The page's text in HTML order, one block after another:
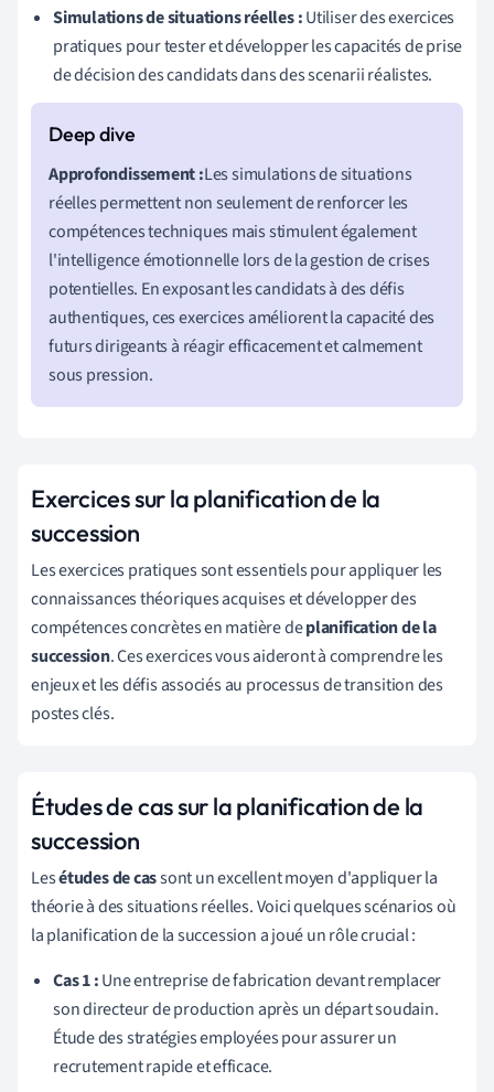
Simulations de situations réelles :Utiliser des exercices
pratiques pour tester et développer les capacités de prise
de décision des candidats dans des scenarii réalistes.
Approfondissement :Les simulations de situations
réelles permettent non seulement de renforcer les
compétences techniques mais stimulent également
l'intelligence émotionnelle lors de la gestion de crises
potentielles. En exposant les candidats à des défis
authentiques, ces exercices améliorent la capacité des
futurs dirigeants à réagir efficacement et calmement
sous pression.
Exercices sur la planification de la
succession
Les exercices pratiques sont essentiels pour appliquer les
connaissances théoriques acquises et développer des
compétences concrètes en matière deplanification de la
succession. Ces exercices vous aideront à comprendre les
enjeux et les défis associés au processus de transition des
postes clés.
Études de cas sur la planification de la
succession
Lesétudes de cassont un excellent moyen d'appliquer la
théorie à des situations réelles. Voici quelques scénarios où
la planification de la succession a joué un rôle crucial :
Cas 1 :Une entreprise de fabrication devant remplacer
son directeur de production après un départ soudain.
Étude des stratégies employées pour assurer un
recrutement rapide et efficace.